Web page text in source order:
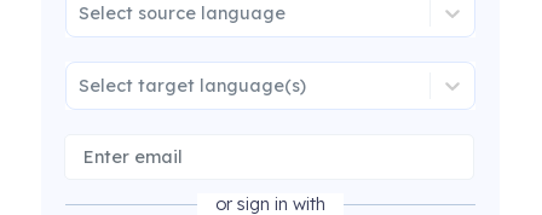
Select source language
Select target language(s)
or sign in with